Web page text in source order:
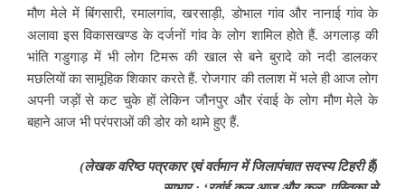
मौण मेले में बिंगसारी, रमालगांव, खरसाड़ी, डोभाल गांव और नानाई गांव के
अलावा इस विकासखण्ड के दर्जनों गांव के लोग शामिल होते हैं. अगलाड़ की
भांति गडुगाड़ में भी लोग टिमरू की खाल से बने बुरादे को नदी डालकर
मछलियों का सामूहिक शिकार करते हैं. रोजगार की तलाश में भले ही आज लोग
अपनी जड़ों से कट चुके हों लेकिन जौनपुर और रंवाई के लोग मौण मेले के
बहाने आज भी परंपराओं की डोर को थामे हुए हैं.
(लेखक वरिष्ठ पत्रकार एवं वर्तमान में जिलापंचात सदस्य टिहरी हैं)